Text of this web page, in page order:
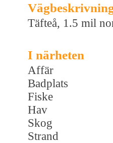
Täfteå, 1.5 mil
I närheten
Affär
Badplats
Fiske
Hav
Skog
Strand